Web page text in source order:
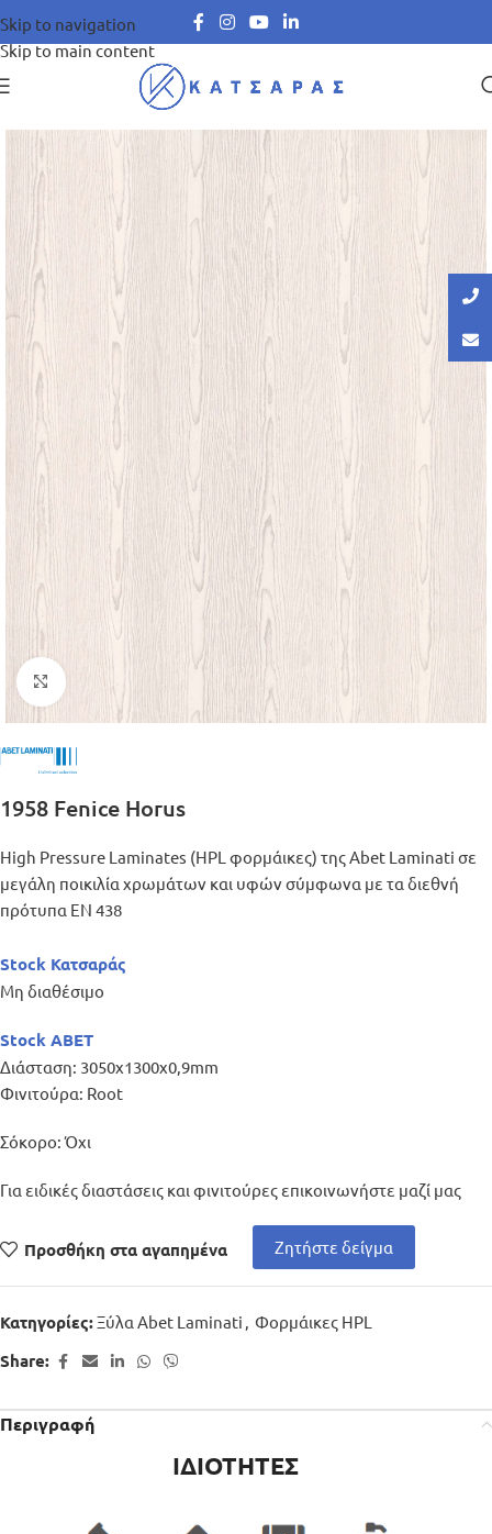
Skip to navigation
Skip to main content
Μεγέθυνση
1958 Fenice Horus
High Pressure Laminates (HPL φορμάικες) της Abet Laminati σε
μεγάλη ποικιλία χρωμάτων και υφών σύμφωνα με τα διεθνή
πρότυπα ΕΝ 438
Stock Κατσαράς
Μη διαθέσιμο
Stock ABET
Διάσταση: 3050x1300x0,9mm
Φινιτούρα: Root
Σόκορο: Όχι
Για ειδικές διαστάσεις και φινιτούρες επικοινωνήστε μαζί μας
Προσθήκη στα αγαπημένα Ζητήστε δείγμα
Κατηγορίες:Ξύλα Abet Laminati , Φορμάικες HPL
Share:
Περιγραφή
ΙΔΙΟΤΗΤΕΣ